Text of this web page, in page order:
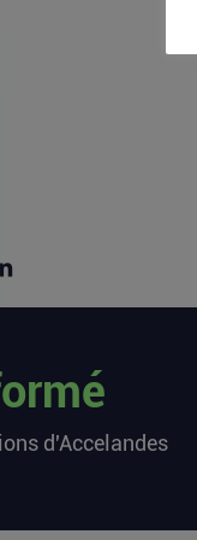
sur Facebook
d'Accelandes